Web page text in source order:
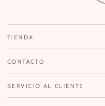
TIENDA
CONTACTO
SERVICIO AL CLIENTE